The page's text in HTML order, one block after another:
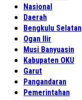
Nasional
Daerah
Bengkulu Selatan
Ogan Ilir
Musi Banyuasin
Kabupaten OKU
Garut
Pangandaran
Pemerintahan